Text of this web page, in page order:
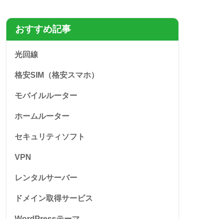
おすすめ記事
光回線
格安SIM（格安スマホ）
モバイルルーター
ホームルーター
セキュリティソフト
VPN
レンタルサーバー
ドメイン取得サービス